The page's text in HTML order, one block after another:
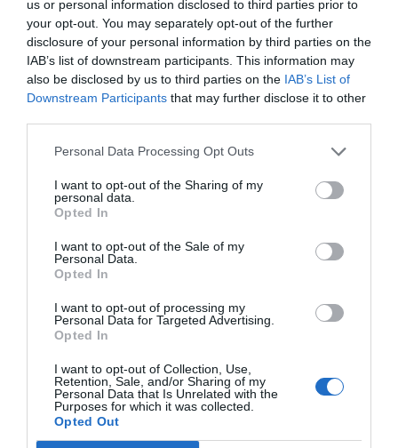
us or personal information disclosed to third parties prior to
your opt-out. You may separately opt-out of the further
disclosure of your personal information by third parties on the
IAB’s list of downstream participants. This information may
also be disclosed by us to third parties on the IAB’s List of
Downstream Participants that may further disclose it to other
Personal Data Processing Opt Outs
I want to opt-out of the Sharing of my
personal data.
Opted In
I want to opt-out of the Sale of my
Personal Data.
Opted In
I want to opt-out of processing my
Personal Data for Targeted Advertising.
Opted In
I want to opt-out of Collection, Use,
Retention, Sale, and/or Sharing of my
Personal Data that Is Unrelated with the
Purposes for which it was collected.
Opted Out
Ο ΚΑΙΡΟΣ